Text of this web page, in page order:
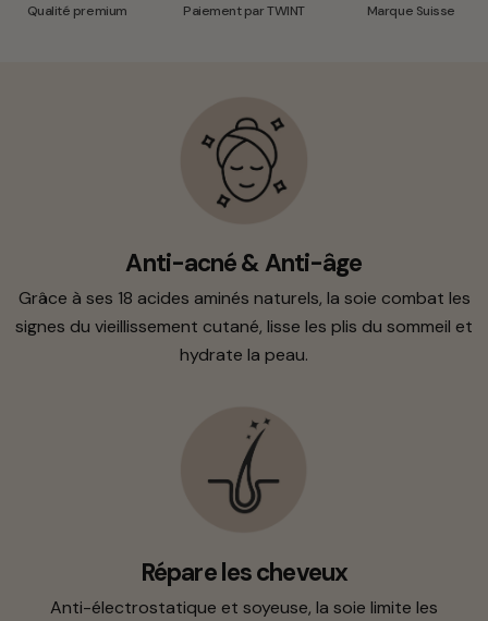
Qualité premium Paiement par TWINT Marque Suisse
Anti-acné & Anti-âge
Grâce à ses 18 acides aminés naturels, la soie combat les
signes du vieillissement cutané, lisse les plis du sommeil et
hydrate la peau.
Répare les cheveux
Anti-électrostatique et soyeuse, la soie limite les